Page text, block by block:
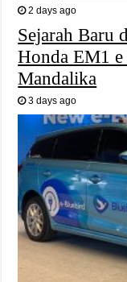
2 days ago
Sejarah Baru
Honda EM1
Mandalika
3 days ago